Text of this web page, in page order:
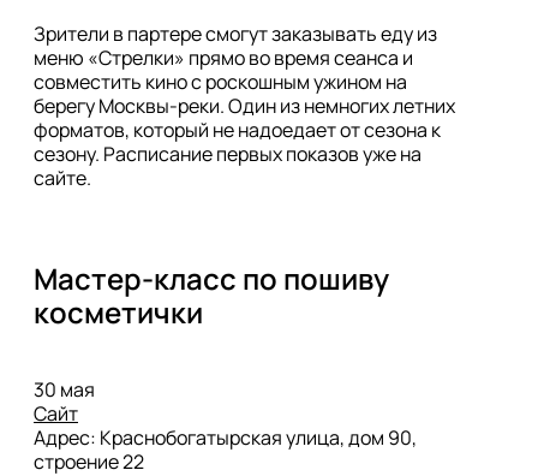
Зрители в партере смогут заказывать еду из
меню «Стрелки» прямо во время сеанса и
совместить кино с роскошным ужином на
берегу Москвы-реки. Один из немногих летних
форматов, который не надоедает от сезона к
сезону. Расписание первых показов уже на
сайте.
Мастер-класс по пошиву
косметички
Сайт
Адрес: Краснобогатырская улица, дом 90,
строение 22